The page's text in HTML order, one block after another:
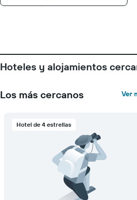
Hoteles y alojamientos
Los más cercanos Ver
Hotel de 4 estrellas